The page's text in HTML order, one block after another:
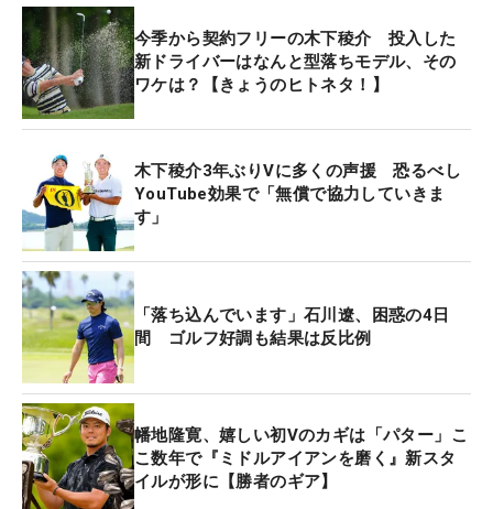
がキャロウェイ『ローグ』だったということです。
新しいクラブももちろん良いのですが、それより数
値、結果を重視して、今のクラブになりました。ス
ピン量・打出角・初速の３つで飛ぶクラブを見極め
るんですけど、以前のクラブは打ち出しが少し上が
らずキャリーが出にくかった所、今のクラブは自分
から上げにいかずとも打出角が出てくれる。かつス
ピン量も2500回転くらいの低スピンなので一番いい
のかなと思います」（木下）
32歳の木下は、飛距離の出る若手選手の増加にかな
り焦りを感じていたとか。
「（3年前に）勝った当時は飛ばない方じゃなかっ
たと思いますが、この2、3年で若い飛ぶ選手が圧倒
的に増えてきて飛距離でも劣りを感じてきたんです
けど、そこは2、3年前には無かった焦りですね。こ
今季から契約フリーの木下稜介 投入した
新ドライバーはなんと型落ちモデル、その
ワケは？【きょうのヒトネタ！】
木下稜介3年ぶりVに多くの声援 恐るべし
YouTube効果で「無償で協力していきま
す」
「落ち込んでいます」石川遼、困惑の4日
間 ゴルフ好調も結果は反比例
幡地隆寛、嬉しい初Vのカギは「パター」こ
こ数年で『ミドルアイアンを磨く』新スタ
イルが形に【勝者のギア】